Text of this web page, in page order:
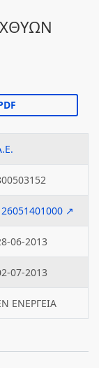
↗
06-2013
07-2013
ΕΝΕΡΓΕΙΑ